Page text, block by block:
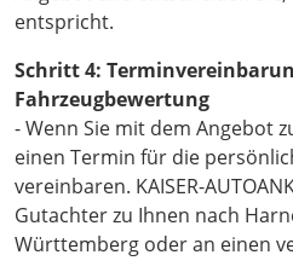
entspricht.
Schritt 4:
Fahrzeugbewertung
- Wenn Sie mit dem Angebot
einen Termin für die
vereinbaren. KAISER-
Gutachter zu Ihnen nach
Württemberg oder an einen